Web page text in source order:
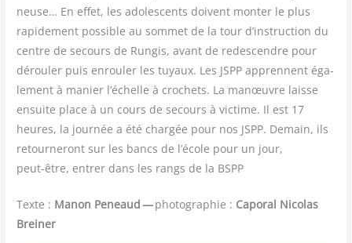
neuse… En effet, les ado­les­cents doivent mon­ter le plus
rapi­de­ment pos­sible au som­met de la tour d’instruction du
centre de secours de Run­gis, avant de redes­cendre pour
dérou­ler puis enrou­ler les tuyaux. Les JSPP apprennent éga­
le­ment à manier l’échelle à cro­chets. La manœuvre laisse
ensuite place à un cours de secours à vic­time. Il est 17
heures, la jour­née a été char­gée pour nos JSPP. Demain, ils
retour­ne­ront sur les bancs de l’école pour un jour,
peut-être, entrer dans les rangs de la BSPP
Texte : Manon Peneaud —pho­to­gra­phie : Capo­ral Nico­las
Breiner